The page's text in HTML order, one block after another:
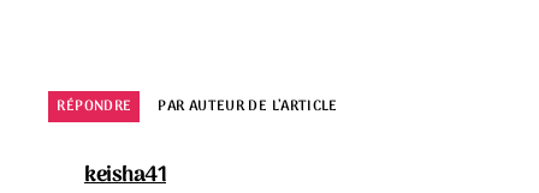
RÉPONDRE PAR AUTEUR DE L’ARTICLE
keisha41dit :